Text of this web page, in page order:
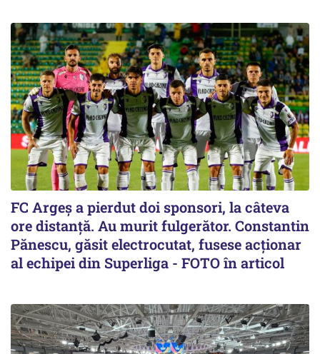
FC Argeș a pierdut doi sponsori, la câteva
ore distanță. Au murit fulgerător. Constantin
Pănescu, găsit electrocutat, fusese acționar
al echipei din Superliga - FOTO în articol